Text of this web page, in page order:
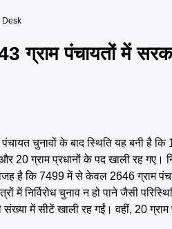
Desk
ग्राम पंचायतों में
पंचायत चुनावों के बाद स्थिति यह बनी
20 ग्राम प्रधानों के पद खाली रह
है कि 7499 में से केवल 2646 ग्राम
में निर्विरोध चुनाव न हो पाने जैसी
में सीटें खाली रह गईं। वहीं, 20 ग्राम